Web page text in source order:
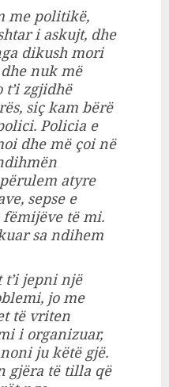
me politikë,
i askujt, dhe
dikush mori
nuk më
t’i zgjidhë
siç kam bërë
Policia e
dhe më çoi në
atyre
sepse e
të mi.
sa ndihem
t’i jepni një
jo me
të vriten
i organizuar,
ju këtë gjë.
gjëra të tilla që